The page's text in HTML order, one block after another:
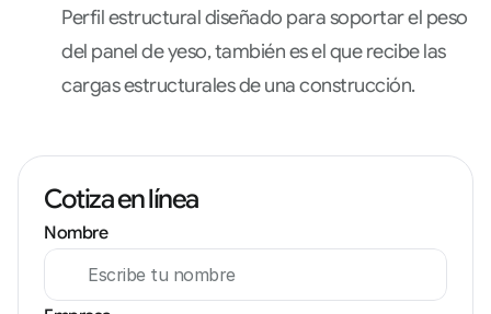
Perfil estructural diseñado para soportar el peso
del panel de yeso, también es el que recibe las
cargas estructurales de una construcción.
Cotiza en línea
Nombre